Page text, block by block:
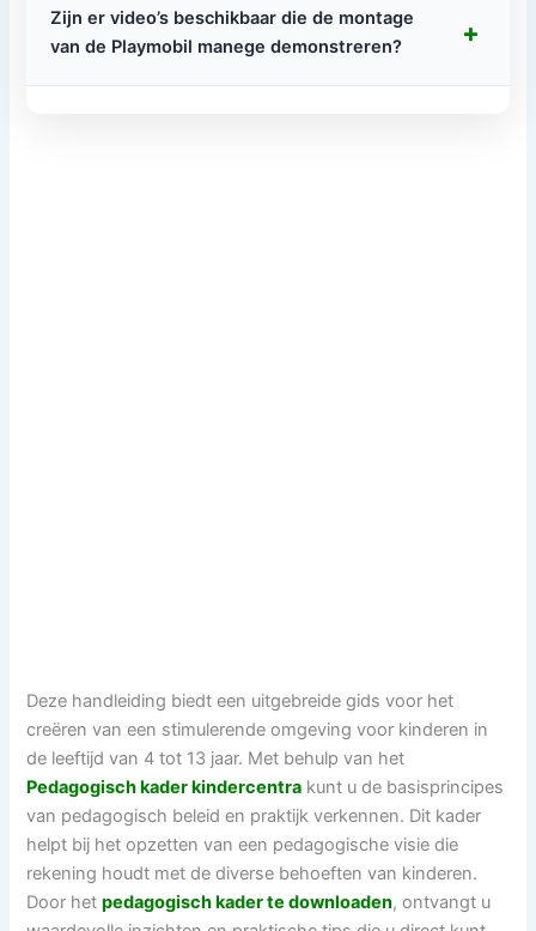
Zijn er video’s beschikbaar die de montage
van de Playmobil manege demonstreren?
+
Deze handleiding biedt een uitgebreide gids voor het
creëren van een stimulerende omgeving voor kinderen in
de leeftijd van 4 tot 13 jaar. Met behulp van het
Pedagogisch kader kindercentra kunt u de basisprincipes
van pedagogisch beleid en praktijk verkennen. Dit kader
helpt bij het opzetten van een pedagogische visie die
rekening houdt met de diverse behoeften van kinderen.
Door hetpedagogisch kader te downloaden, ontvangt u